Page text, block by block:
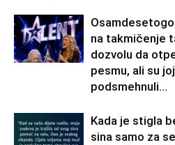
na takmičenje
dozvolu da
pesmu, ali su
podsmehnuli...
Kada je stigla
sina samo za